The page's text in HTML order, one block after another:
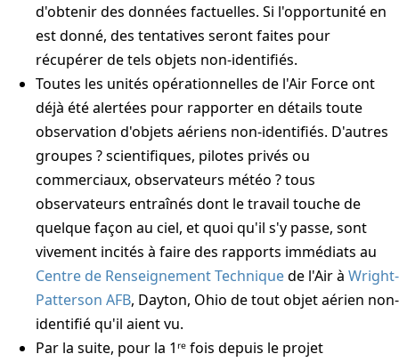
d'obtenir des données factuelles. Si l'opportunité en
est donné, des tentatives seront faites pour
récupérer de tels objets non-identifiés.
Toutes les unités opérationnelles de l'Air Force ont
déjà été alertées pour rapporter en détails toute
observation d'objets aériens non-identifiés. D'autres
groupes ? scientifiques, pilotes privés ou
commerciaux, observateurs météo ? tous
observateurs entraînés dont le travail touche de
quelque façon au ciel, et quoi qu'il s'y passe, sont
vivement incités à faire des rapports immédiats au
Centre de Renseignement Techniquede l'Air à Wright-
Patterson AFB, Dayton, Ohio de tout objet aérien non-
identifié qu'il aient vu.
Par la suite, pour la 1ʳᵉ fois depuis le projet